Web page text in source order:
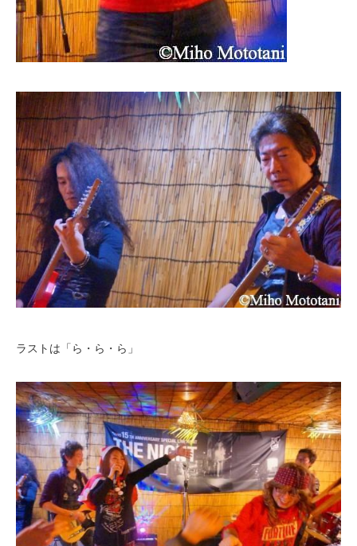
ラストは「ら・ら・ら」